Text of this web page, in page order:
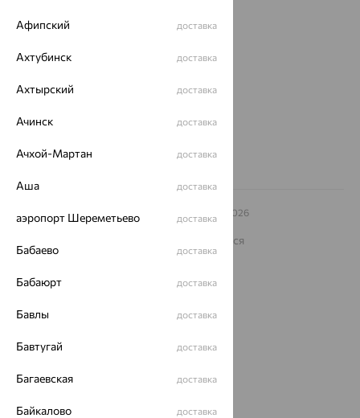
Магазины и доставка г. Липецк
еще 3
Другие города
Заказать звонок
© ООО «Ювелирный дом «Кристалл»,
– 2026
Архив акций Архив изделий Карта сайта
На информационном ресурсе применяются
рекомендательные технологии
ОГРН 1044800168379
Политика конфеденциальности
Разработка сайта —
Афипский доставка
Ахтубинск доставка
Ахтырский доставка
Ачинск доставка
Ачхой-Мартан доставка
Аша доставка
аэропорт Шереметьево доставка
Бабаево доставка
Бабаюрт доставка
Бавлы доставка
Бавтугай доставка
Багаевская доставка
Байкалово доставка